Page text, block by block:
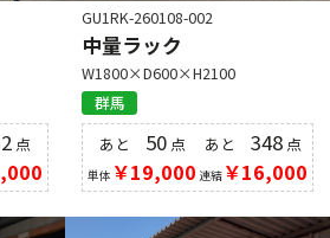
点
GU1RK-260108-002
中量ラック
W1800×D600×H2100
群馬
あと 50点
単体 ￥19,000
あと 348点
連結￥16,000